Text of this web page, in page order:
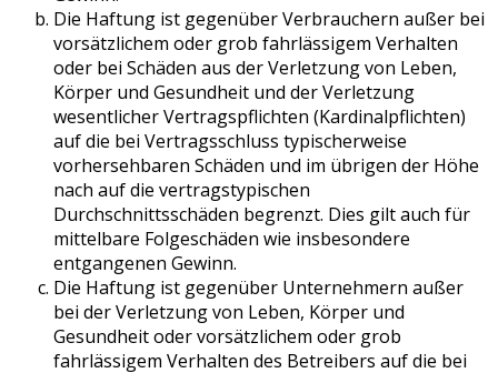
Die Haftung ist gegenüber Verbrauchern außer bei
vorsätzlichem oder grob fahrlässigem Verhalten
oder bei Schäden aus der Verletzung von Leben,
Körper und Gesundheit und der Verletzung
wesentlicher Vertragspflichten (Kardinalpflichten)
auf die bei Vertragsschluss typischerweise
vorhersehbaren Schäden und im übrigen der Höhe
nach auf die vertragstypischen
Durchschnittsschäden begrenzt. Dies gilt auch für
mittelbare Folgeschäden wie insbesondere
entgangenen Gewinn.
Die Haftung ist gegenüber Unternehmern außer
bei der Verletzung von Leben, Körper und
Gesundheit oder vorsätzlichem oder grob
fahrlässigem Verhalten des Betreibers auf die bei